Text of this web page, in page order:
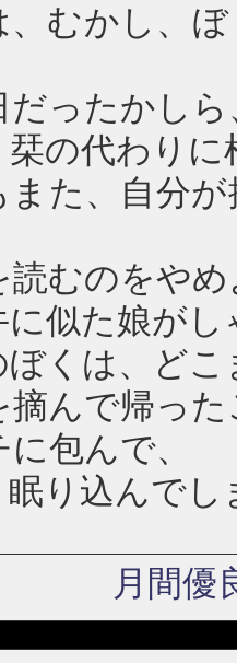
、むかし、
だったかしら
栞の代わり
また、自分
読むのをやめ
に似た娘が
ぼくは、ど
摘んで帰っ
包んで、
眠り込んでし
月間優